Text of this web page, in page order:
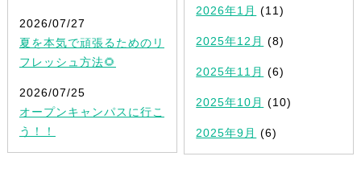
2026/07/27
夏を本気で頑張るためのリ
フレッシュ方法🌻
2026/07/25
オープンキャンパスに行こ
う！！
2026年1月 (11)
2025年12月 (8)
2025年11月 (6)
2025年10月 (10)
2025年9月 (6)